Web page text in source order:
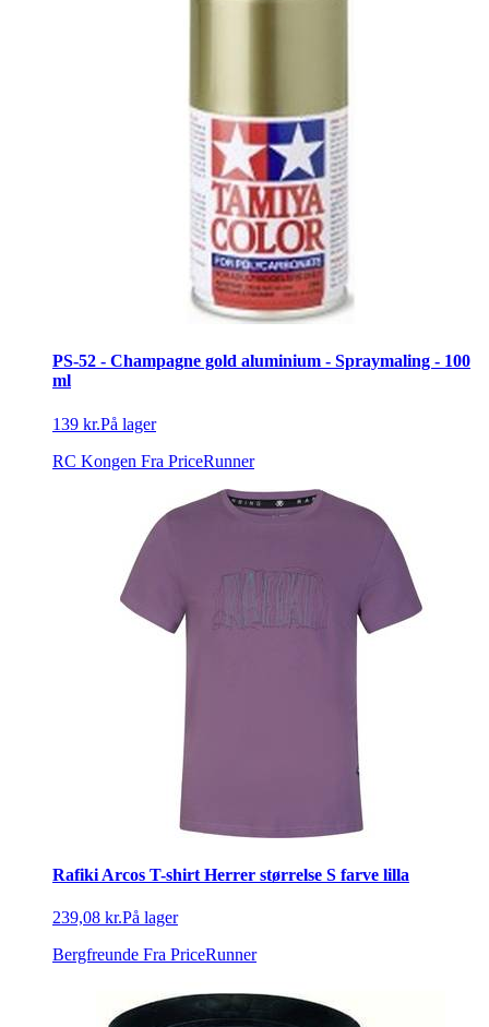
PS-52 - Champagne gold aluminium - Spraymaling - 100
ml
139 kr.På lager
RC Kongen Fra PriceRunner
Rafiki Arcos T-shirt Herrer størrelse S farve lilla
239,08 kr.På lager
Bergfreunde Fra PriceRunner